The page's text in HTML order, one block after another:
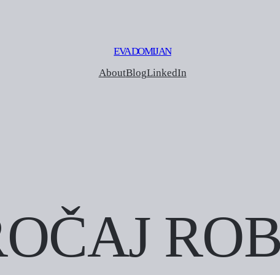
EVA DOMIJAN
AboutBlogLinkedIn